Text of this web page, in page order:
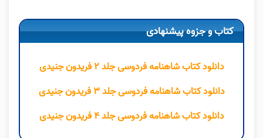
کتاب و جزوه پیشنهادی
دانلود کتاب شاهنامه فردوسی جلد ۲ فریدون جنیدی
دانلود کتاب شاهنامه فردوسی جلد ۳ فریدون جنیدی
دانلود کتاب شاهنامه فردوسی جلد ۴ فریدون جنیدی